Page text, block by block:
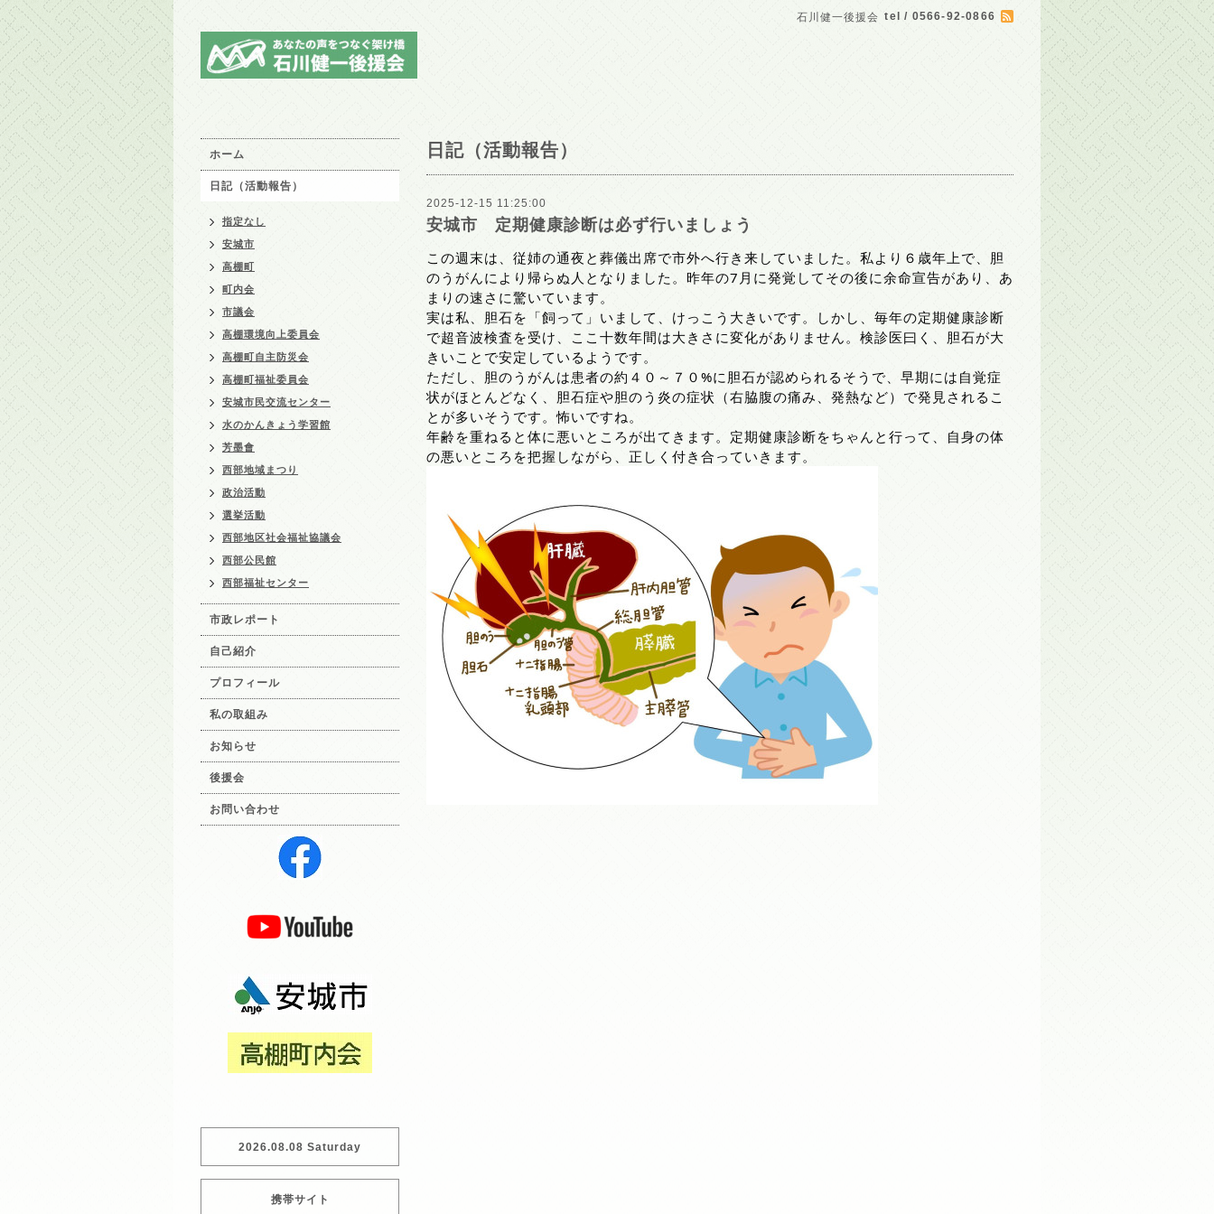
石川健一後援会 tel / 0566-92-0866
日記（活動報告）
2025-12-15 11:25:00
安城市 定期健康診断は必ず行いましょう
この週末は、従姉の通夜と葬儀出席で市外へ行き来していました。私より６歳年上で、胆
のうがんにより帰らぬ人となりました。昨年の7月に発覚してその後に余命宣告があり、あ
まりの速さに驚いています。
実は私、胆石を「飼って」いまして、けっこう大きいです。しかし、毎年の定期健康診断
で超音波検査を受け、ここ十数年間は大きさに変化がありません。検診医曰く、胆石が大
きいことで安定しているようです。
ただし、胆のうがんは患者の約４０～７０%に胆石が認められるそうで、早期には自覚症
状がほとんどなく、胆石症や胆のう炎の症状（右脇腹の痛み、発熱など）で発見されるこ
とが多いそうです。怖いですね。
年齢を重ねると体に悪いところが出てきます。定期健康診断をちゃんと行って、自身の体
の悪いところを把握しながら、正しく付き合っていきます。
ホーム
日記（活動報告）
指定なし
安城市
高棚町
町内会
市議会
高棚環境向上委員会
高棚町自主防災会
高棚町福祉委員会
安城市民交流センター
水のかんきょう学習館
芳墨會
西部地域まつり
政治活動
選挙活動
西部地区社会福祉協議会
西部公民館
西部福祉センター
市政レポート
自己紹介
プロフィール
私の取組み
お知らせ
後援会
お問い合わせ
2026.08.08 Saturday
携帯サイト